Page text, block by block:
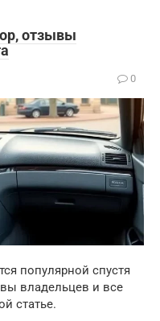
отзывы
0
популярной спустя
владельцев и все
статье.